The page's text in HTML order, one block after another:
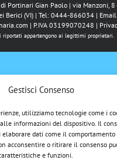
Gestisci Consenso
utilizziamo tecnologie come i
informazioni del dispositivo. Il
dati come il
acconsentire o ritirare il consenso
e funzioni.
Portinari Gian Paolo | via Manzoni,
Berici (VI) | Tel: 0444-866034 |
| P.IVA 03199070248 |
riportati appartengono ai legittimi proprietari.